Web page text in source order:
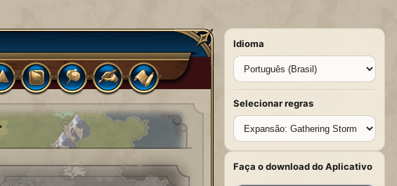
Idioma
Selecionar regras
Faça o download do Aplicativo